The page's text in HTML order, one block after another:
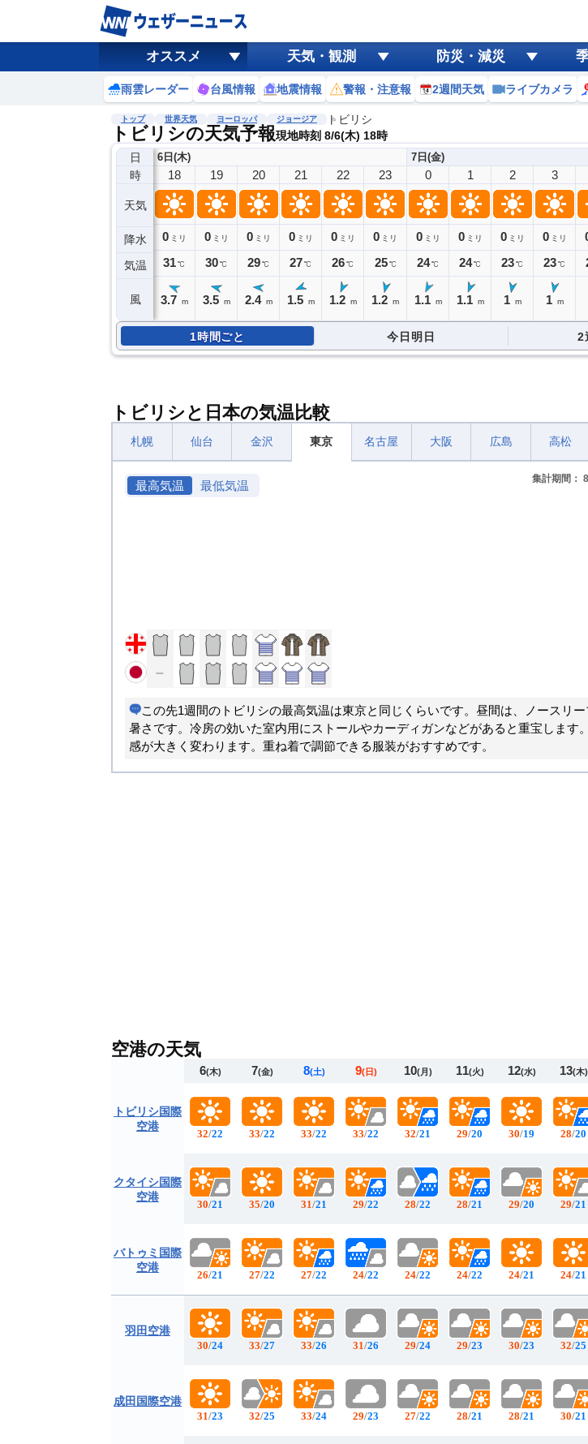
オススメ 天気・観測 防災・減災
雨雲レーダー 台風情報 地震情報 警報・注意報 2週間天気 ライブカメラ
トップ 世界天気 ヨーロッパ ジョージア トビリシ
トビリシの天気予報現地時刻 8/6(木) 18時
日
時
天気
降水
気温
風
6日(木)
18
0 ミリ
31℃
3.7 m
19
0 ミリ
30℃
3.5 m
20
0 ミリ
29℃
2.4 m
21
0 ミリ
27℃
1.5 m
22
0 ミリ
26℃
1.2 m
23
0 ミリ
25 ℃
1.2 m
7日(金)
0
0 ミリ
24℃
1.1 m
1
0 ミリ
24℃
1.1 m
2
0 ミリ
23℃
1 m
3
0 ミリ
23℃
1 m
1時間ごと 今日明日 2
トビリシと日本の気温比較
札幌 仙台 金沢 東京 名古屋 大阪 広島 高松
最高気温 最低気温
集計期間：
この先1週間のトビリシの最高気温は東京と同じくらいです。昼間は、ノースリ
暑さです。冷房の効いた室内用にストールやカーディガンなどがあると重宝します
感が大きく変わります。重ね着で調節できる服装がおすすめです。
空港の天気
トビリシ国際
空港
クタイシ国際
空港
バトゥミ国際
空港
羽田空港
成田国際空港
6(木)
32/22
30/21
26/21
30/24
31/23
7(金)
33/22
35/20
27/22
33/27
32/25
8(土)
33/22
31/21
27/22
33/26
33/24
9(日)
33/22
29/22
24/22
31/26
29/23
10(月)
32/21
28/22
24/22
29/24
27/22
11(火)
29/20
28/21
24/22
29/23
28/21
12(水)
30/19
29/20
24/21
30/23
28/21
13(木)
28/20
29/21
24/21
32/25
30/21